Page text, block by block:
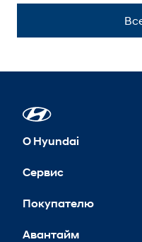
О Hyundai
Новости
Сервис
Сервисные акции
Покупателю
Конфигуратор
Авантайм